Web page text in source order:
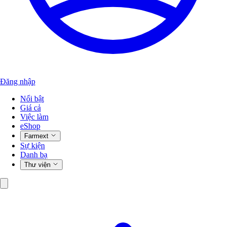
Đăng nhập
Nổi bật
Giá cả
Việc làm
eShop
Farmext
Sự kiện
Danh bạ
Thư viện